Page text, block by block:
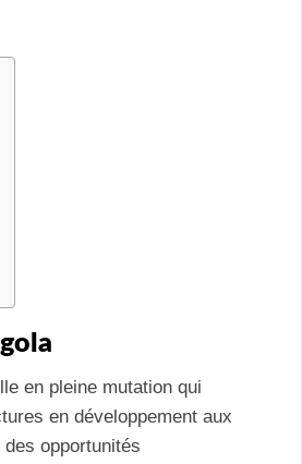
en pleine mutation qui
en développement aux
opportunités